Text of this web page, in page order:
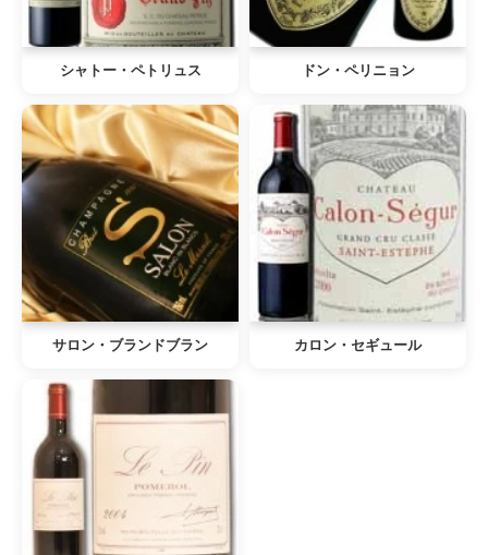
シャトー・ペトリュス ドン・ペリニョン
サロン・ブランドブラン カロン・セギュール